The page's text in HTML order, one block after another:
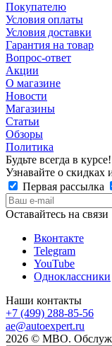
Покупателю
Условия оплаты
Условия доставки
Гарантия на товар
Вопрос-ответ
Акции
О магазине
Новости
Магазины
Статьи
Обзоры
Политика
Будьте всегда в курсе!
Узнавайте о скидках
Первая рассылка
Оставайтесь на связи
Вконтакте
Telegram
YouTube
Одноклассники
Наши контакты
+7 (499) 288-85-56
ae@autoexpert.ru
2026 © МВО.